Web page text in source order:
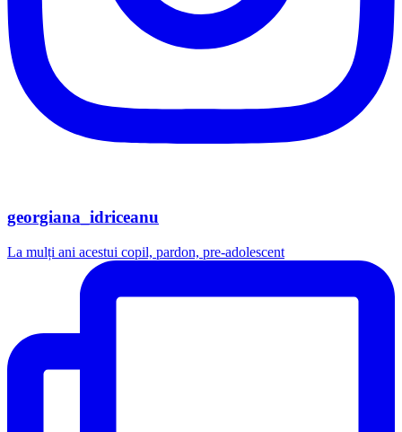
georgiana_idriceanu
La mulți ani acestui copil, pardon, pre-adolescent